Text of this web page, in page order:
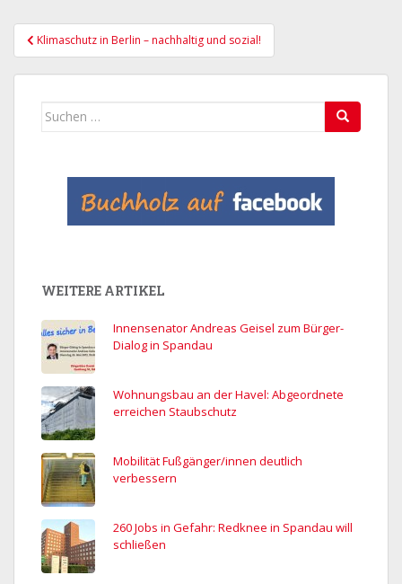
Beitragsnavigation
Klimaschutz in Berlin – nachhaltig und sozial!
Suchen
WEITERE ARTIKEL
Innensenator Andreas Geisel zum Bürger-
Dialog in Spandau
Wohnungsbau an der Havel: Abgeordnete
erreichen Staubschutz
Mobilität Fußgänger/innen deutlich
verbessern
260 Jobs in Gefahr: Redknee in Spandau will
schließen